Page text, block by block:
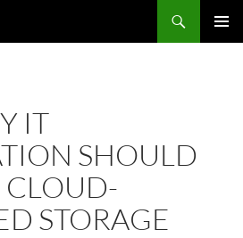
IT
SHOULD
CLOUD-
STORAGE